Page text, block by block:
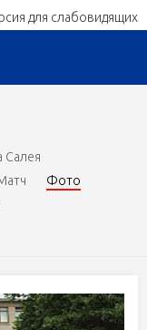
для слабовидящих
Салея
Фото